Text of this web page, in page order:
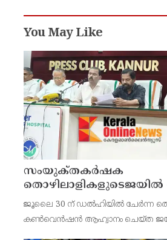
You May Like
സംയുക്‌തകർഷക
തൊഴിലാളികളുടെജയിൽ
ഓഗസ്ത് 10 ന്
ജൂലൈ 30 ന് ഡൽഹിയിൽ ചേർന്ന
കൺവെൻഷൻ ആഹ്വാനം ചെയ്ത